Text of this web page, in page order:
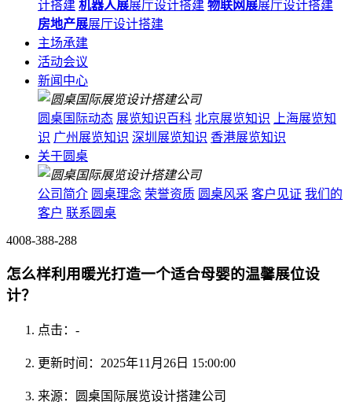
计搭建 机器人展展厅设计搭建 物联网展展厅设计搭建
房地产展展厅设计搭建
主场承建
活动会议
新闻中心
圆桌国际动态 展览知识百科 北京展览知识
上海展览知
识 广州展览知识 深圳展览知识 香港展览知识
关于圆桌
公司简介 圆桌理念 荣誉资质 圆桌风采 客户见证 我们的
客户 联系圆桌
4008-388-288
怎么样利用暖光打造一个适合母婴的温馨展位设
计？
点击： -
更新时间：2025年11月26日 15:00:00
来源：圆桌国际展览设计搭建公司